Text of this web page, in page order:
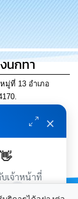
×
เจ้าหน้าที่
นกทา
มู่ที่ 13 อำเภอ
ง เป็นสุข